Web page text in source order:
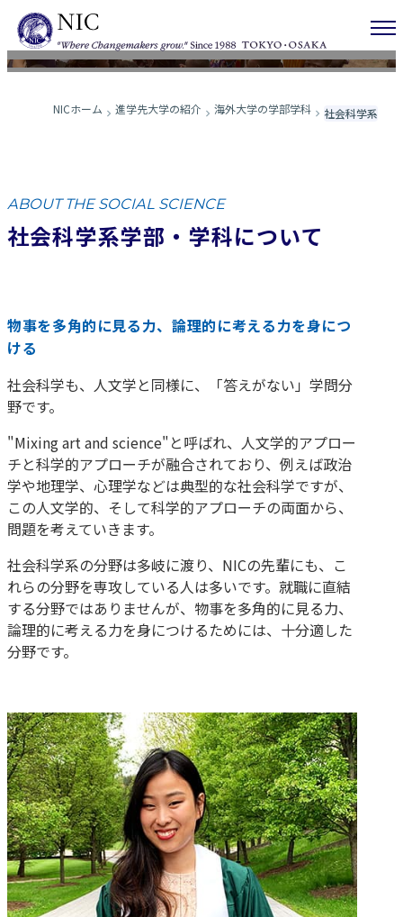
社会科学
NICホーム 進学先大学の紹介 海外大学の学部学科 社会科学系
ABOUT THE SOCIAL SCIENCE
社会科学系学部・学科について
物事を多角的に見る力、論理的に考える力を身につ
ける
社会科学も、人文学と同様に、「答えがない」学問分
野です。
"Mixing art and science"と呼ばれ、人文学的アプロー
チと科学的アプローチが融合されており、例えば政治
学や地理学、心理学などは典型的な社会科学ですが、
この人文学的、そして科学的アプローチの両面から、
問題を考えていきます。
社会科学系の分野は多岐に渡り、NICの先輩にも、こ
れらの分野を専攻している人は多いです。就職に直結
する分野ではありませんが、物事を多角的に見る力、
論理的に考える力を身につけるためには、十分適した
分野です。